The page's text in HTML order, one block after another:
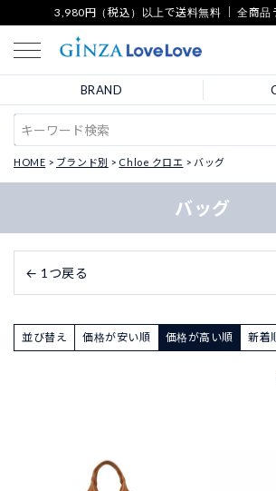
3,980円（税込）以上で送料無料 ｜ 全商品
BRAND
HOME ブランド別 Chloe クロエ バッグ
バッグ
← 1つ戻る
並び替え 価格が安い順 価格が高い順 新着